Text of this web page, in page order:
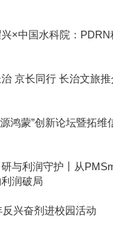
×中国水科院：PDRN
京长同行 长治文旅推
鸿蒙”创新论坛暨拓
与利润守护丨从
润破局
反兴奋剂进校园活动